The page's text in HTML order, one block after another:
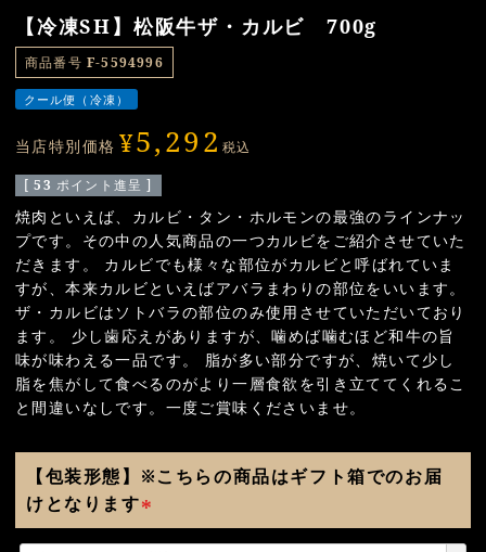
【冷凍SH】松阪牛ザ・カルビ 700g
商品番号 F-5594996
クール便（冷凍）
当店特別価格 ¥5,292 税込
[ 53 ポイント進呈 ]
焼肉といえば、カルビ・タン・ホルモンの最強のラインナッ
プです。その中の人気商品の一つカルビをご紹介させていた
だきます。 カルビでも様々な部位がカルビと呼ばれていま
すが、本来カルビといえばアバラまわりの部位をいいます。
ザ・カルビはソトバラの部位のみ使用させていただいており
ます。 少し歯応えがありますが、噛めば噛むほど和牛の旨
味が味わえる一品です。 脂が多い部分ですが、焼いて少し
脂を焦がして食べるのがより一層食欲を引き立ててくれるこ
と間違いなしです。一度ご賞味くださいませ。
【包装形態】※こちらの商品はギフト箱でのお届
けとなります
(